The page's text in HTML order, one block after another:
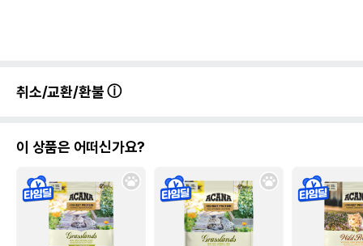
취소/교환/환불
이 상품은 어떠신가요?